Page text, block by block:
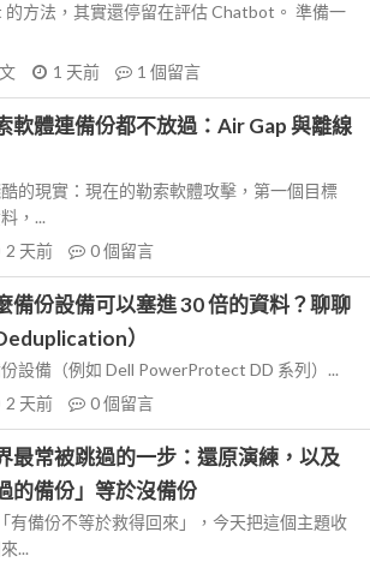
方法，其實還停留在評估 Chatbot。 準備一
1 天前 1 個留言
軟體連備份都不放過：Air Gap 與離線
的現實：現在的勒索軟體攻擊，第一個目標
，...
2 天前 0個留言
備份設備可以塞進 30 倍的資料？聊聊
）
設備（例如 Dell PowerProtect DD 系列）...
2 天前 0個留言
最常被跳過的一步：還原演練，以及
的備份」等於沒備份
有備份不等於救得回來」，今天把這個主題收
...